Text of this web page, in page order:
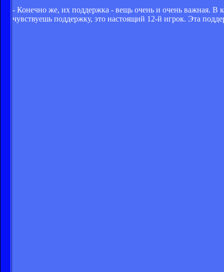
- Конечно же, их поддержка - вещь очень и очень важная. В
чувствуешь поддержку, это настоящий 12-й игрок. Эта